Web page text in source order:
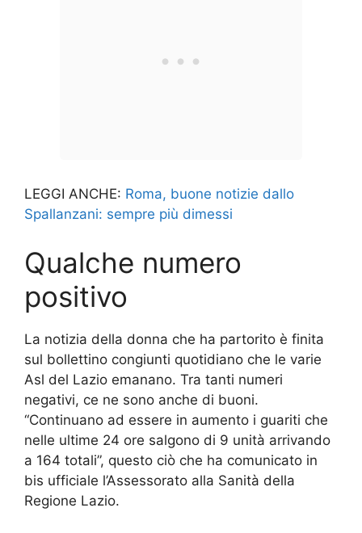
LEGGI ANCHE: Roma, buone notizie dallo
Spallanzani: sempre più dimessi
Qualche numero
positivo
La notizia della donna che ha partorito è finita
sul bollettino congiunti quotidiano che le varie
Asl del Lazio emanano. Tra tanti numeri
negativi, ce ne sono anche di buoni.
“Continuano ad essere in aumento i guariti che
nelle ultime 24 ore salgono di 9 unità arrivando
a 164 totali”, questo ciò che ha comunicato in
bis ufficiale l’Assessorato alla Sanità della
Regione Lazio.